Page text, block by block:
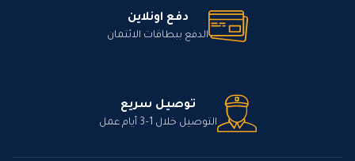
دفع اونلاين
الدفع ببطاقات الائتمان
توصيل سريع
التوصيل خلال 1–3 أيام عمل